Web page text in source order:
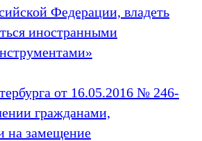
Федерации, владеть
иностранными
от 16.05.2016 № 246-
гражданами,
на замещение